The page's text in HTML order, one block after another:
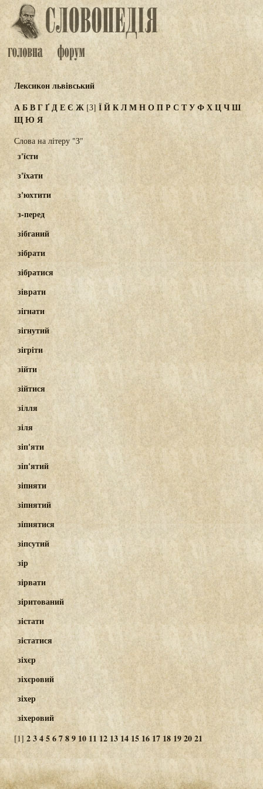
Лексикон львівський
АБВГҐДЕЄ Ж[З] ЇЙКЛМНОПР С ТУФХЦЧШ
ЩЮ Я
Слова на літеру "З"
з'їсти
з'їхати
з'юхтити
з-перед
зібганий
зібрати
зібратися
зіврати
зігнати
зігнутий
зігріти
зійти
зійтися
зілля
зіля
зіп'яти
зіп'ятий
зіпняти
зіпнятий
зіпнятися
зіпсутий
зір
зірвати
зіритований
зістати
зістатися
зіхєр
зіхєровий
зіхер
зіхеровий
[1] 23456789 10 11 12 1314 1516 17 18 192021